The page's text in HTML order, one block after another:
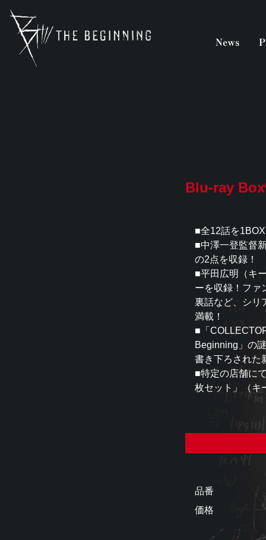
Blu-ray
■全12話を
■中澤一登監督
の2点を収録！
■平田広明（キ
ーを収録！ファ
裏話など、シリ
満載！
■「
Beginning」の
書き下ろされた
■特定の店舗に
枚セット」（キ
品番
価格